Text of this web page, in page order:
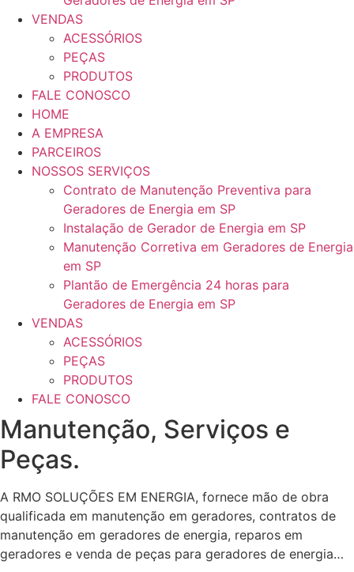
VENDAS
ACESSÓRIOS
PEÇAS
PRODUTOS
FALE CONOSCO
HOME
A EMPRESA
PARCEIROS
NOSSOS SERVIÇOS
Contrato de Manutenção Preventiva para
Geradores de Energia em SP
Instalação de Gerador de Energia em SP
Manutenção Corretiva em Geradores de Energia
em SP
Plantão de Emergência 24 horas para
Geradores de Energia em SP
VENDAS
ACESSÓRIOS
PEÇAS
PRODUTOS
FALE CONOSCO
Manutenção, Serviços e
Peças.
A RMO SOLUÇÕES EM ENERGIA, fornece mão de obra
qualificada em manutenção em geradores, contratos de
manutenção em geradores de energia, reparos em
geradores e venda de peças para geradores de energia…